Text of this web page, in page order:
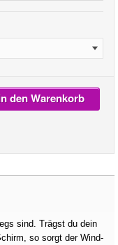
den Warenkorb
sind. Trägst du dein
so sorgt der Wind-